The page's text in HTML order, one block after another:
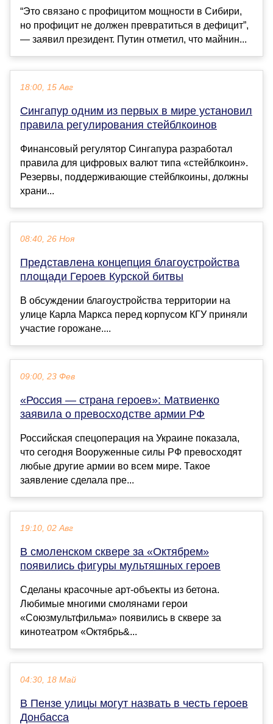
“Это связано с профицитом мощности в Сибири,
но профицит не должен превратиться в дефицит”,
— заявил президент. Путин отметил, что майнин...
18:00, 15 Авг
Сингапур одним из первых в мире установил
правила регулирования стейблкоинов
Финансовый регулятор Сингапура разработал
правила для цифровых валют типа «стейблкоин».
Резервы, поддерживающие стейблкоины, должны
храни...
08:40, 26 Ноя
Представлена концепция благоустройства
площади Героев Курской битвы
В обсуждении благоустройства территории на
улице Карла Маркса перед корпусом КГУ приняли
участие горожане....
09:00, 23 Фев
«Россия — страна героев»: Матвиенко
заявила о превосходстве армии РФ
Российская спецоперация на Украине показала,
что сегодня Вооруженные силы РФ превосходят
любые другие армии во всем мире. Такое
заявление сделала пре...
19:10, 02 Авг
В смоленском сквере за «Октябрем»
появились фигуры мультяшных героев
Сделаны красочные арт-объекты из бетона.
Любимые многими смолянами герои
«Союзмультфильма» появились в сквере за
кинотеатром «Октябрь&...
04:30, 18 Май
В Пензе улицы могут назвать в честь героев
Донбасса